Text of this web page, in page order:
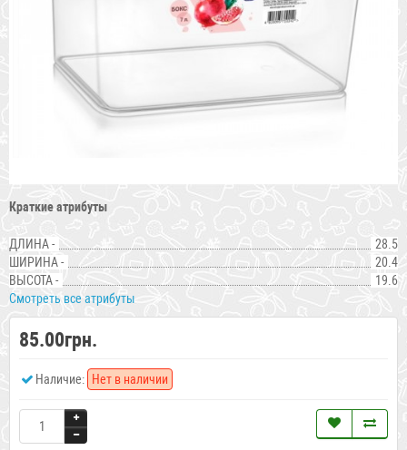
Краткие атрибуты
ДЛИНА -
28.5
ШИРИНА -
20.4
ВЫСОТА -
19.6
Смотреть все атрибуты
85.00грн.
Наличие: Нет в наличии